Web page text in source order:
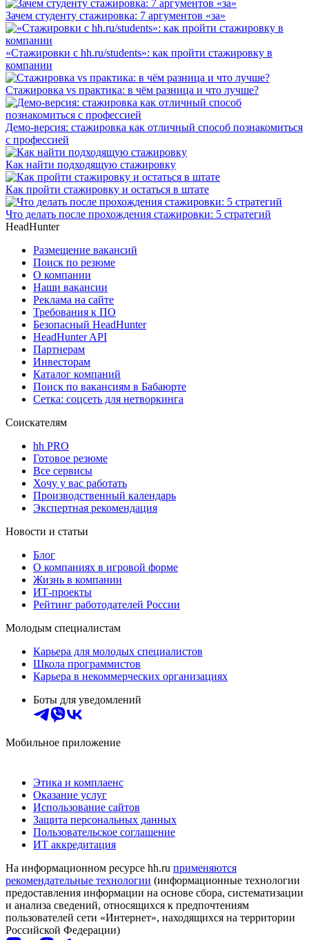
Зачем студенту стажировка: 7 аргументов «за»
«Стажировки с hh.ru/students»: как пройти стажировку в
компании
Стажировка vs практика: в чём разница и что лучше?
Демо-версия: стажировка как отличный способ познакомиться
с профессией
Как найти подходящую стажировку
Как пройти стажировку и остаться в штате
Что делать после прохождения стажировки: 5 стратегий
HeadHunter
Размещение вакансий
Поиск по резюме
О компании
Наши вакансии
Реклама на сайте
Требования к ПО
Безопасный HeadHunter
HeadHunter API
Партнерам
Инвесторам
Каталог компаний
Поиск по вакансиям в Бабаюрте
Сетка: соцсеть для нетворкинга
Соискателям
hh PRO
Готовое резюме
Все сервисы
Хочу у вас работать
Производственный календарь
Экспертная рекомендация
Новости и статьи
Блог
О компаниях в игровой форме
Жизнь в компании
ИТ-проекты
Рейтинг работодателей России
Молодым специалистам
Карьера для молодых специалистов
Школа программистов
Карьера в некоммерческих организациях
Боты для уведомлений
Мобильное приложение
Этика и комплаенс
Оказание услуг
Использование сайтов
Защита персональных данных
Пользовательское соглашение
ИТ аккредитация
На информационном ресурсе hh.ru применяются
рекомендательные технологии (информационные технологии
предоставления информации на основе сбора, систематизации
и анализа сведений, относящихся к предпочтениям
пользователей сети «Интернет», находящихся на территории
Российской Федерации)